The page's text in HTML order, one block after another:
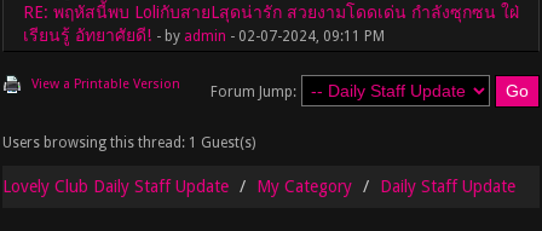
RE: พฤหัสนี้พบ LoliกับสายLสุดน่ารัก สวยงามโดดเด่น กำลังซุกซน ใฝ่
เรียนรู้ อัทยาศัยดี! - by admin - 02-07-2024, 09:11 PM
View a Printable Version Forum Jump:
Users browsing this thread: 1 Guest(s)
Lovely Club Daily Staff Update My Category Daily Staff Update